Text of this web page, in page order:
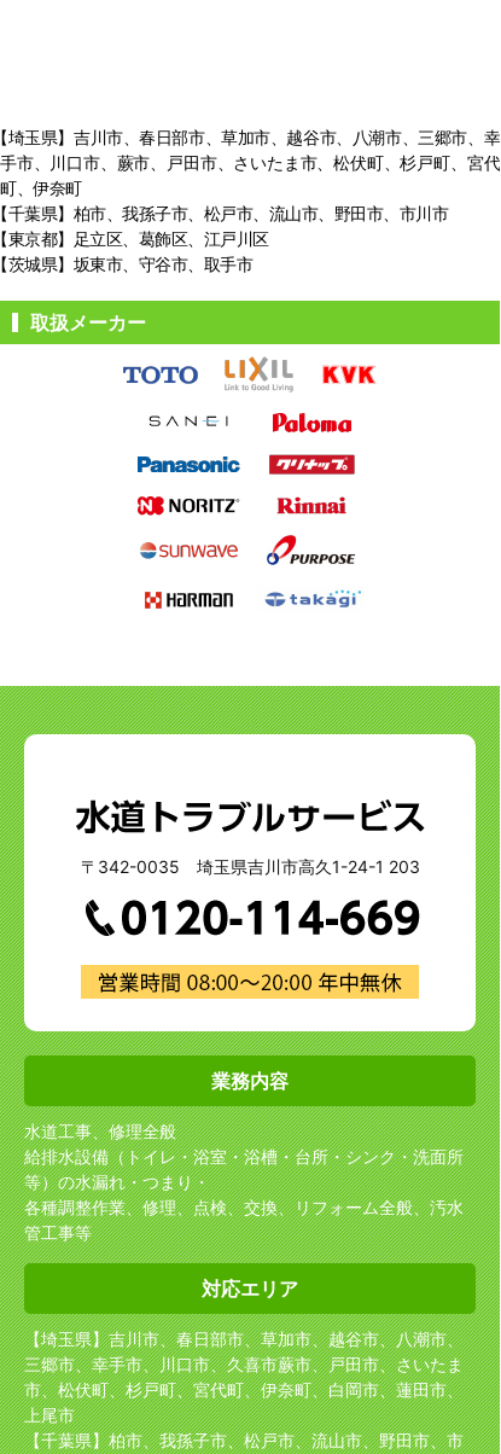
埼玉県】吉川市、春日部市、草加市、越谷市、八潮市、三郷市、幸
手市、
川口市、蕨市、戸田市、さいたま市、松伏町、杉戸町、宮代
町、伊奈町
千葉県】柏市、我孫子市、松戸市、 流山市、野田市、市川市
東京都】足立区、葛飾区、江戸川区
茨城県】坂東市、守谷市、取手市
取扱メーカー
〒342-0035 埼玉県吉川市高久1-24-1 203
業務内容
水道工事、修理全般
給排水設備（トイレ・浴室・浴槽・台所・シンク・洗面所
等）の水漏れ・つまり・
各種調整作業、修理、点検、交換、リフォーム全般、汚水
管工事等
対応エリア
【埼玉県】吉川市、春日部市、草加市、越谷市、八潮市、
三郷市、幸手市、川口市、久喜市蕨市、戸田市、さいたま
市、松伏町、杉戸町、宮代町、伊奈町、白岡市、蓮田市、
上尾市
【千葉県】柏市、我孫子市、松戸市、流山市、野田市、市